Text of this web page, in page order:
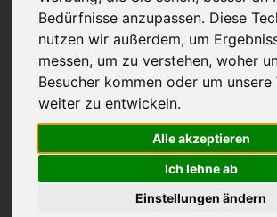
Bedürfnisse anzupassen. Diese
nutzen wir außerdem, um
messen, um zu verstehen, woher
Besucher kommen oder um unsere
weiter zu entwickeln.
Alle akzeptieren
Ich lehne ab
Einstellungen ändern
Ohrringe